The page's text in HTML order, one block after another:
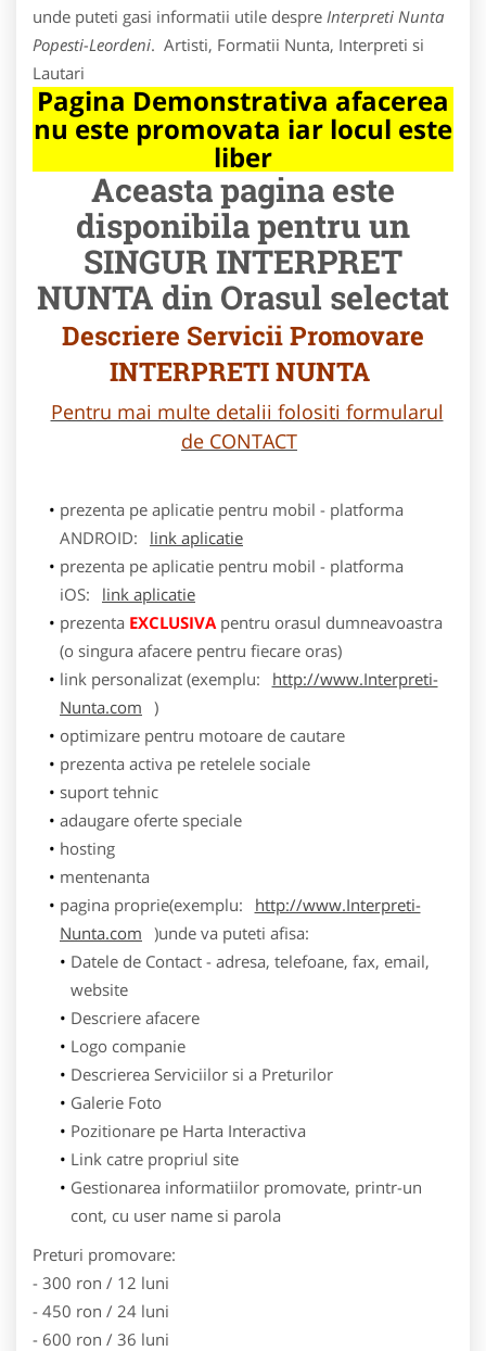
unde puteti gasi informatii utile despre Interpreti Nunta
Popesti-Leordeni. Artisti, Formatii Nunta, Interpreti si
Lautari
Pagina Demonstrativa afacerea
nu este promovata iar locul este
liber
Aceasta pagina este
disponibila pentru un
SINGUR INTERPRET
NUNTA din Orasul selectat
Descriere Servicii Promovare
INTERPRETI NUNTA
Pentru mai multe detalii folositi formularul
de CONTACT
prezenta pe aplicatie pentru mobil - platforma
ANDROID:
link aplicatie
prezenta pe aplicatie pentru mobil - platforma
iOS:
link aplicatie
prezenta EXCLUSIVApentru orasul dumneavoastra
(o singura afacere pentru fiecare oras)
link personalizat (exemplu:
http://www.Interpreti-
Nunta.com )
optimizare pentru motoare de cautare
prezenta activa pe retelele sociale
suport tehnic
adaugare oferte speciale
hosting
mentenanta
pagina proprie(exemplu:
http://www.Interpreti-
Nunta.com )unde va puteti afisa:
Datele de Contact - adresa, telefoane, fax, email,
website
Descriere afacere
Logo companie
Descrierea Serviciilor si a Preturilor
Galerie Foto
Pozitionare pe Harta Interactiva
Link catre propriul site
Gestionarea informatiilor promovate, printr-un
cont, cu user name si parola
Preturi promovare:
- 300 ron / 12 luni
- 450 ron / 24 luni
- 600 ron / 36 luni